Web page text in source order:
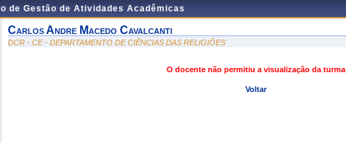
de Gestão de Atividades Acadêmicas
Carlos Andre Macedo Cavalcanti
DCR - CE - DEPARTAMENTO DE CIÊNCIAS DAS RELIGIÕES
O docente não permitiu a visualização da turma
Voltar